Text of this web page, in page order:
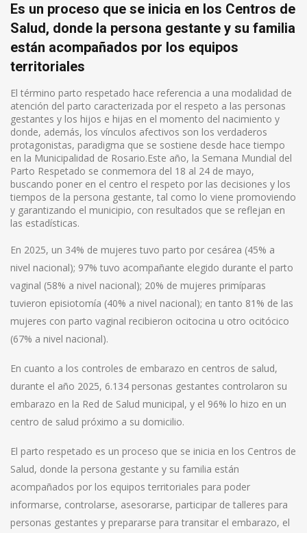
Es un proceso que se inicia en los Centros de
Salud, donde la persona gestante y su familia
están acompañados por los equipos
territoriales
El término parto respetado hace referencia a una modalidad de
atención del parto caracterizada por el respeto a las personas
gestantes y los hijos e hijas en el momento del nacimiento y
donde, además, los vínculos afectivos son los verdaderos
protagonistas, paradigma que se sostiene desde hace tiempo
en la Municipalidad de Rosario.Este año, la Semana Mundial del
Parto Respetado se conmemora del 18 al 24 de mayo,
buscando poner en el centro el respeto por las decisiones y los
tiempos de la persona gestante, tal como lo viene promoviendo
y garantizando el municipio, con resultados que se reflejan en
las estadísticas.
En 2025, un 34% de mujeres tuvo parto por cesárea (45% a
nivel nacional); 97% tuvo acompañante elegido durante el parto
vaginal (58% a nivel nacional); 20% de mujeres primíparas
tuvieron episiotomía (40% a nivel nacional); en tanto 81% de las
mujeres con parto vaginal recibieron ocitocina u otro ocitócico
(67% a nivel nacional).
En cuanto a los controles de embarazo en centros de salud,
durante el año 2025, 6.134 personas gestantes controlaron su
embarazo en la Red de Salud municipal, y el 96% lo hizo en un
centro de salud próximo a su domicilio.
El parto respetado es un proceso que se inicia en los Centros de
Salud, donde la persona gestante y su familia están
acompañados por los equipos territoriales para poder
informarse, controlarse, asesorarse, participar de talleres para
personas gestantes y prepararse para transitar el embarazo, el